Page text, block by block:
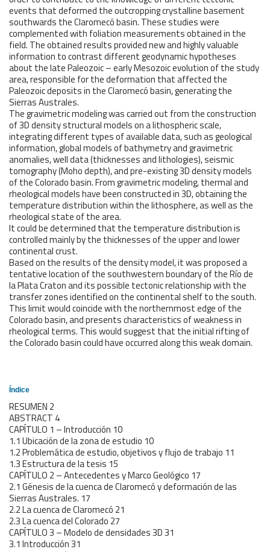
events that deformed the outcropping crystalline basement
southwards the Claromecó basin. These studies were
complemented with foliation measurements obtained in the
field. The obtained results provided new and highly valuable
information to contrast different geodynamic hypotheses
about the late Paleozoic – early Mesozoic evolution of the study
area, responsible for the deformation that affected the
Paleozoic deposits in the Claromecó basin, generating the
Sierras Australes.
The gravimetric modeling was carried out from the construction
of 3D density structural models on a lithospheric scale,
integrating different types of available data, such as geological
information, global models of bathymetry and gravimetric
anomalies, well data (thicknesses and lithologies), seismic
tomography (Moho depth), and pre-existing 3D density models
of the Colorado basin. From gravimetric modeling, thermal and
rheological models have been constructed in 3D, obtaining the
temperature distribution within the lithosphere, as well as the
rheological state of the area.
It could be determined that the temperature distribution is
controlled mainly by the thicknesses of the upper and lower
continental crust.
Based on the results of the density model, it was proposed a
tentative location of the southwestern boundary of the Río de
la Plata Craton and its possible tectonic relationship with the
transfer zones identified on the continental shelf to the south.
This limit would coincide with the northernmost edge of the
Colorado basin, and presents characteristics of weakness in
rheological terms. This would suggest that the initial rifting of
the Colorado basin could have occurred along this weak domain.
Índice
RESUMEN 2
ABSTRACT 4
CAPÍTULO 1 – Introducción 10
1.1 Ubicación de la zona de estudio 10
1.2 Problemática de estudio, objetivos y flujo de trabajo 11
1.3 Estructura de la tesis 15
CAPÍTULO 2 – Antecedentes y Marco Geológico 17
2.1 Génesis de la cuenca de Claromecó y deformación de las
Sierras Australes. 17
2.2 La cuenca de Claromecó 21
2.3 La cuenca del Colorado 27
CAPÍTULO 3 – Modelo de densidades 3D 31
3.1 Introducción 31